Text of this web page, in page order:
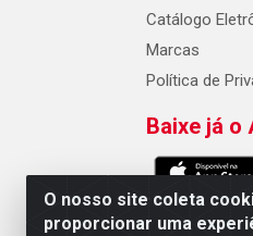
O nosso site coleta
proporcionar uma
Catálogo
Marcas
Política de
Baixe já o